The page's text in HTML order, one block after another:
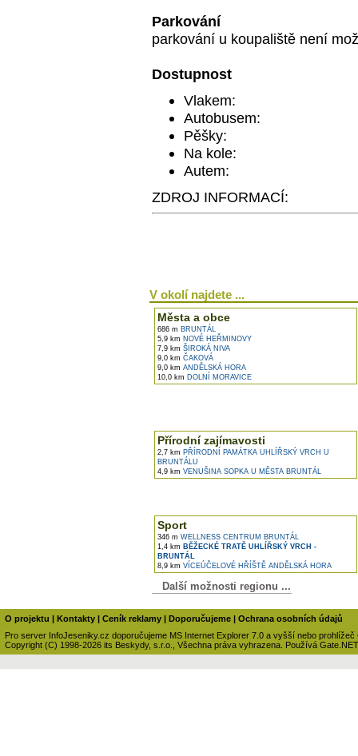
Parkování
parkování u koupaliště není
Dostupnost
Vlakem:
Autobusem:
Pěšky:
Na kole:
Autem:
ZDROJ INFORMACÍ:
V okolí najdete ...
Města a obce
686 m BRUNTÁL
5,9 km NOVÉ HEŘMINOVY
7,9 km ŠIROKÁ NIVA
9,0 km ČAKOVÁ
9,0 km ANDĚLSKÁ HORA
10,0 km DOLNÍ MORAVICE
Přírodní zajímavosti
2,7 km PŘÍRODNÍ PAMÁTKA UHLÍŘSKÝ VRCH U
BRUNTÁLU
4,9 km VENUŠINA SOPKA U MĚSTA BRUNTÁL
Sport
346 m WELLNESS CENTRUM BRUNTÁL
1,4 km BĚŽECKÉ TRATĚ UHLÍŘSKÝ VRCH -
BRUNTÁL
8,9 km VÍCEÚČELOVÉ HŘÍŠTĚ ANDĚLSKÁ HORA
Další možnosti regionu ...
O projektu | Kontakty | Ceník reklamy | Doporučujeme | Ochrana osobních údajů
Pro server InfoJeseniky.cz doporučujeme MS Internet Explorer 7.0 a vyšší nebo prohlížeč
Copyright (C) 1998-2026 its Beskydy, s.r.o., Všechna práva vyhrazena. Používá